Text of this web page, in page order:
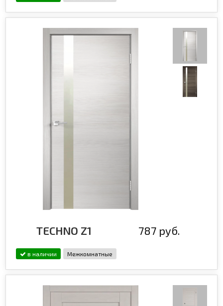
TECHNO Z1 787 руб.
в наличии Межкомнатные